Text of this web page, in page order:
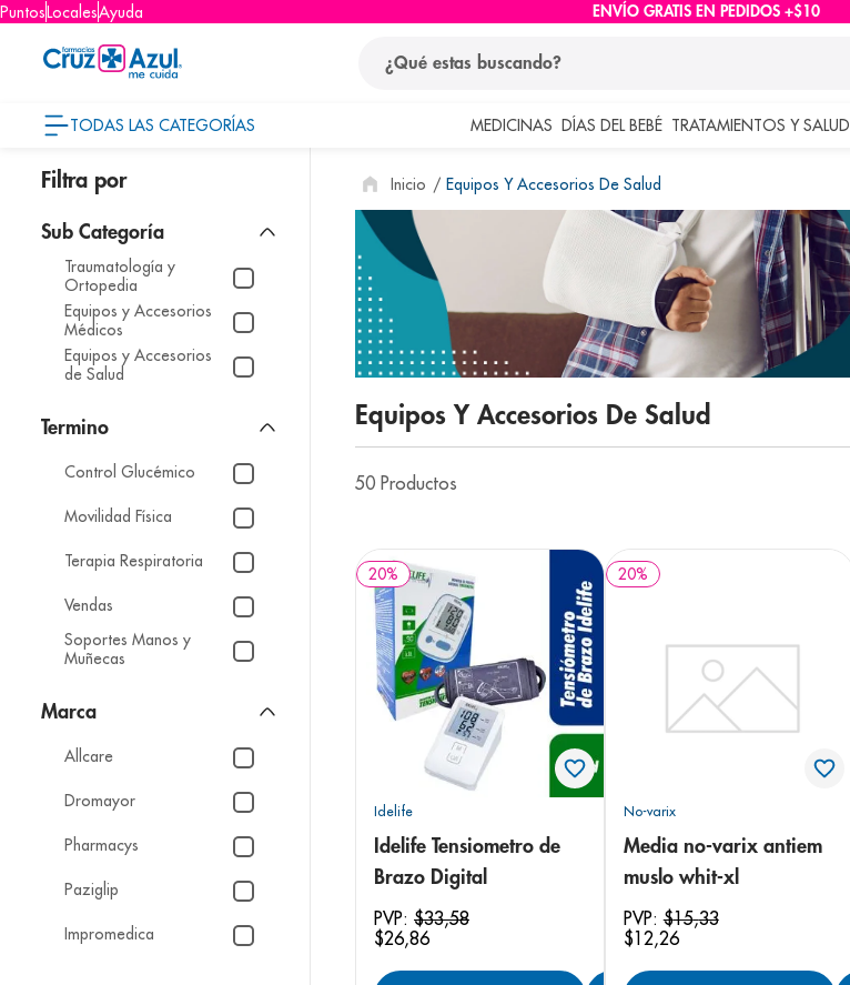
PuntosLocalesAyuda ENVÍO GRATIS EN PEDIDOS +$10
TODAS LAS CATEGORÍAS MEDICINAS DÍAS DEL BEBÉ TRATAMIENTOS Y SALUD
Traumatología y
Ortopedia
Equipos y Accesorios
Médicos
Equipos y Accesorios
de Salud
Control Glucémico
Movilidad Física
Terapia Respiratoria
Vendas
Soportes Manos y
Muñecas
Salud
Marca
Allcare
Dromayor
Pharmacys
Paziglip
Impromedica
Equipos Y Accesorios De Salud
Equipos Y Accesorios De Salud
50 Productos
20%
Idelife
Idelife Tensiometro de
Brazo Digital
PVP: $33,58
$26,86
20%
No-varix
Media no-varix antiem
muslo whit-xl
PVP:$15,33
$12,26
términos más buscados
1. protector solar
3. eucerin
cerave
5 . nivea
7 . bioderma